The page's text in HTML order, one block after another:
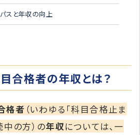
スと年収の向上
合格者の年収とは？
格者 （いわゆる「科目合格止ま
中の方）の年収については、一